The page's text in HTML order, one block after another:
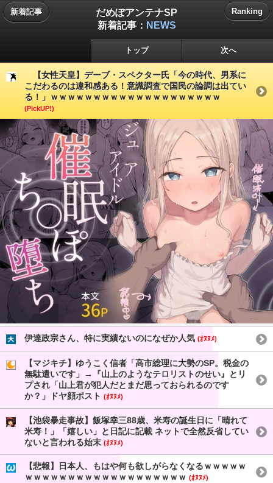
新着記事
だめぽアンテナSP
新着記事： NEWS
Ranking
トップ 次へ
【女性天皇】デーブ・スペクター氏「今の時代、男系に
こだわるのは違和感ある！意識調査で国民の論調は出てい
る！」ｗｗｗｗｗｗｗｗｗｗｗｗｗｗｗｗｗｗｗｗ
(PickUP!)
伊達政宗さん、特に実績ないのになぜか人気 (ｵﾇﾇﾒ)
【マジキチ】ゆうこく信者「高市総理に大勢のSP。税金の
無駄遣いです」→『山上のようなテロリストのせい』とリ
プされ「山上君が犯人だとまだ思っておられるのです
か？」ドヤ顔ポスト (ｵﾇﾇﾒ)
【池袋暴走事故】飯塚幸三88歳、米寿の誕生日に「晴れて
米寿！」「嬉しい」と日記に記載 ネットで全然反省してい
ないと言われる始末 (ｵﾇﾇﾒ)
【悲報】日本人、もはや何も欲しがらなくなるｗｗｗｗｗ
ｗｗｗｗｗｗｗｗｗｗｗｗｗｗｗｗｗｗｗ (ｵﾇﾇﾒ)